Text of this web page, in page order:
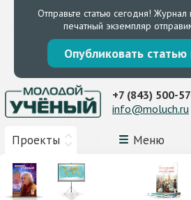
Отправьте статью сегодня! Журнал
печатный экземпляр
Опубликовать
Проекты Меню
+7 (843) 500-
info@moluch.ru